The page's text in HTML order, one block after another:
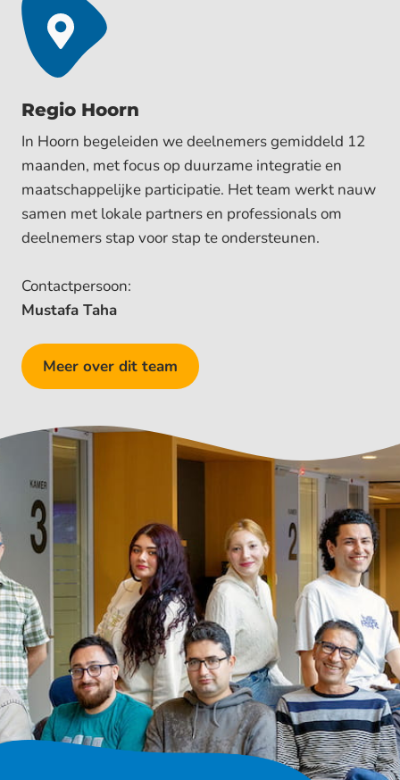
Regio Hoorn
In Hoorn begeleiden we deelnemers gemiddeld 12
maanden, met focus op duurzame integratie en
maatschappelijke participatie. Het team werkt nauw
samen met lokale partners en professionals om
deelnemers stap voor stap te ondersteunen.
Contactpersoon:
Mustafa Taha
Meer over dit team